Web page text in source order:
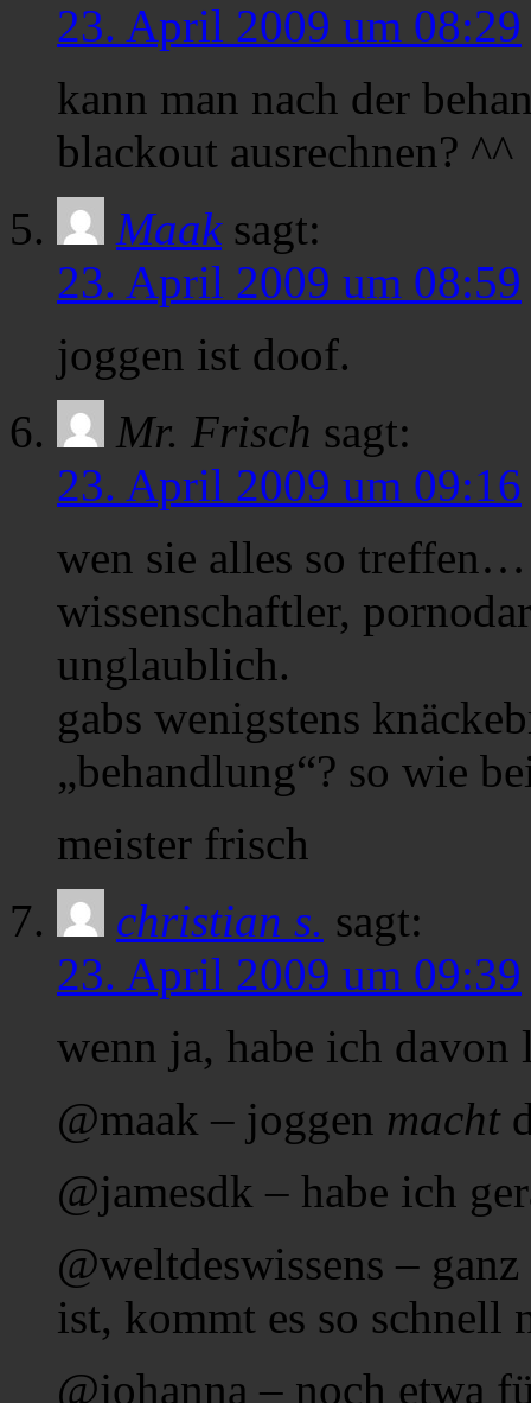
23. April 2009 um 08:29
kann man nach der
blackout ausrechnen? ^^
Maak sagt:
23. April 2009 um 08:59
joggen ist doof.
Mr. Frisch sagt:
23. April 2009 um 09:16
wen sie alles so
wissenschaftler,
unglaublich.
gabs wenigstens
„behandlung“? so wie
meister frisch
christian s. sagt:
23. April 2009 um 09:39
wenn ja, habe ich
@maak – joggen macht
@jamesdk – habe ich
@weltdeswissens –
ist, kommt es so schnell
@johanna – noch etwa